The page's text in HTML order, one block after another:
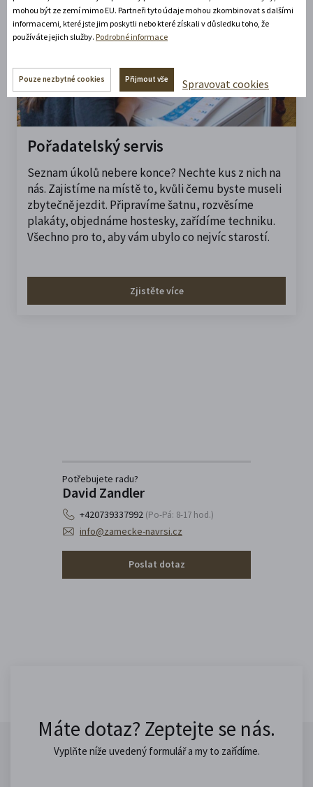
Pořadatelský servis
Seznam úkolů nebere konce? Nechte kus z nich na
nás. Zajistíme na místě to, kvůli čemu byste museli
zbytečně jezdit. Připravíme šatnu, rozvěsíme
plakáty, objednáme hostesky, zařídíme techniku.
Všechno pro to, aby vám ubylo co nejvíc starostí.
Zjistěte více
Potřebujete radu?
David Zandler
+420739337992 (Po-Pá: 8-17 hod.)
info@zamecke-navrsi.cz
Poslat dotaz
Máte dotaz? Zeptejte se nás.
Vyplňte níže uvedený formulář a my to zařídíme.
mohou být ze zemí mimo EU. Partneři tyto údaje mohou zkombinovat s dalšími
informacemi, které jste jim poskytli nebo které získali v důsledku toho, že
používáte jejich služby. Podrobné informace
Pouze nezbytné cookies Přijmout vše Spravovat cookies